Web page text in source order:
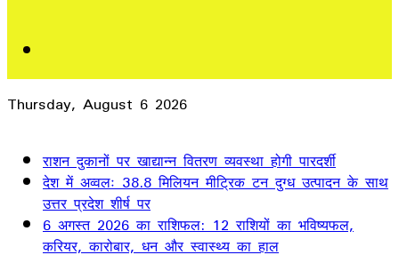
Thursday, August 6 2026
राशन दुकानों पर खाद्यान्न वितरण व्यवस्था होगी पारदर्शी
देश में अव्वलः 38.8 मिलियन मीट्रिक टन दुग्ध उत्पादन के साथ
उत्तर प्रदेश शीर्ष पर
6 अगस्त 2026 का राशिफल: 12 राशियों का भविष्यफल,
करियर, कारोबार, धन और स्वास्थ्य का हाल